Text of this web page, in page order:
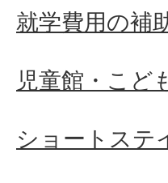
就学費用の補
児童館・こど
ショートステ